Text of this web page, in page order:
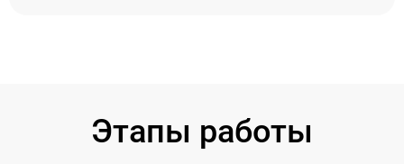
Этапы работы